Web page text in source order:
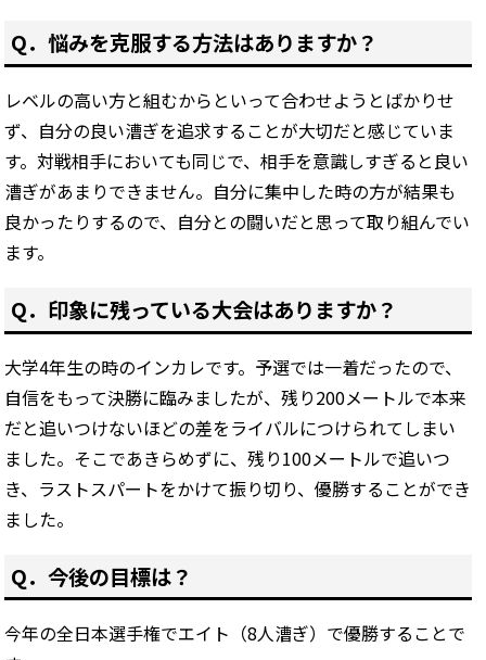
Q．悩みを克服する方法はありますか？
レベルの高い方と組むからといって合わせようとばかりせ
ず、自分の良い漕ぎを追求することが大切だと感じていま
す。対戦相手においても同じで、相手を意識しすぎると良い
漕ぎがあまりできません。自分に集中した時の方が結果も
良かったりするので、自分との闘いだと思って取り組んでい
ます。
Q．印象に残っている大会はありますか？
大学4年生の時のインカレです。予選では一着だったので、
自信をもって決勝に臨みましたが、残り200メートルで本来
だと追いつけないほどの差をライバルにつけられてしまい
ました。そこであきらめずに、残り100メートルで追いつ
き、ラストスパートをかけて振り切り、優勝することができ
ました。
Q．今後の目標は？
今年の全日本選手権でエイト（8人漕ぎ）で優勝することで